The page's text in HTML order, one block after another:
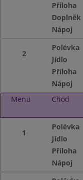
Příloha
Doplněk
Nápoj
2
Polévka
Jídlo
Příloha
Nápoj
Menu
Chod
1
Polévka
Jídlo
Příloha
Nápoj